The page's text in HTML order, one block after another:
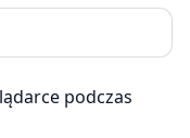
podczas